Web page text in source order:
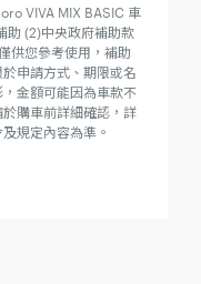
VIVA MIX BASIC 車
助 (2)中央政府補助款
供您參考使用，補助
申請方式、期限或名
金額可能因為車款不
購車前詳細確認，詳
規定內容為準。